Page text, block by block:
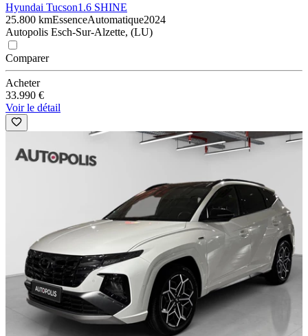
Hyundai Tucson1.6 SHINE
25.800 kmEssenceAutomatique2024
Autopolis Esch-Sur-Alzette, (LU)
Comparer
Acheter
33.990 €
Voir le détail